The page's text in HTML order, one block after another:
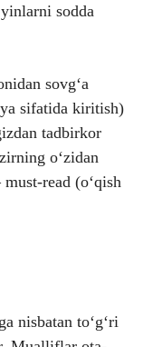
sodda
sovg‘a
sifatida kiritish)
tadbirkor
o‘zidan
read (o‘qish
nisbatan to‘g‘ri